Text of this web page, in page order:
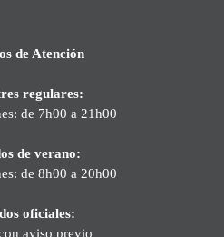
de Atención
regulares:
de 7h00 a 21h00
de verano:
de 8h00 a 20h00
oficiales:
aviso previo